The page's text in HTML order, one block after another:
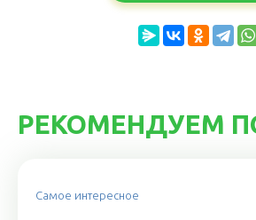
РЕКОМЕНДУЕМ
Самое интересное